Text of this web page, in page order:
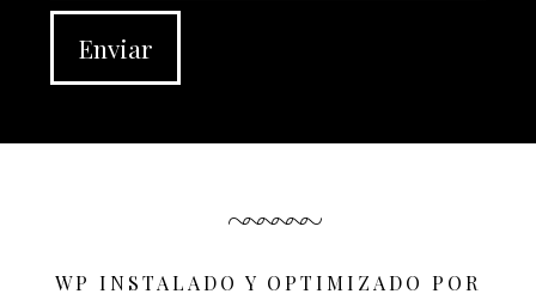
WP INSTALADO Y OPTIMIZADO POR